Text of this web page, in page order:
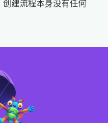
建流程本身没有任何